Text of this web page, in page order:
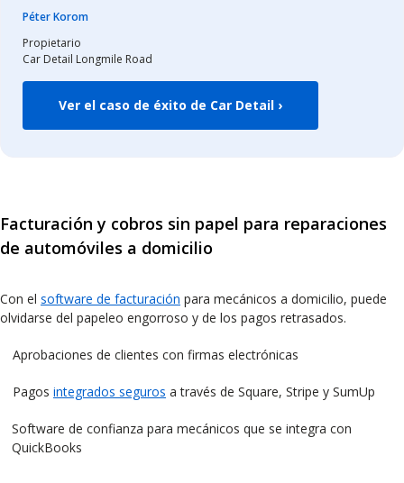
Péter Korom
Propietario
Car Detail Longmile Road
Ver el caso de éxito de Car Detail ›
Facturación y cobros sin papel para reparaciones
de automóviles a domicilio
Con el software de facturación para mecánicos a domicilio, puede
olvidarse del papeleo engorroso y de los pagos retrasados.
Aprobaciones de clientes con firmas electrónicas
Pagos integrados seguros a través de Square, Stripe y SumUp
Software de confianza para mecánicos que se integra con
QuickBooks